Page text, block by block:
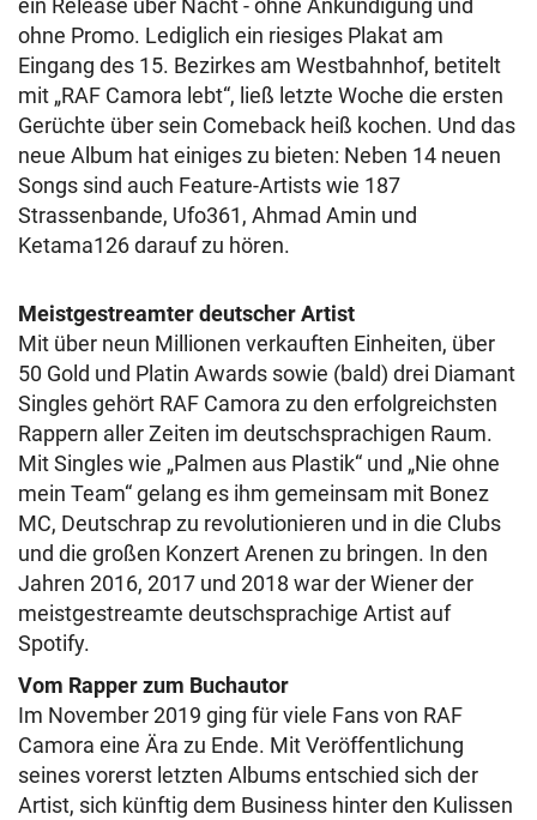
ein Release über Nacht - ohne Ankündigung und
ohne Promo. Lediglich ein riesiges Plakat am
Eingang des 15. Bezirkes am Westbahnhof, betitelt
mit „RAF Camora lebt“, ließ letzte Woche die ersten
Gerüchte über sein Comeback heiß kochen. Und das
neue Album hat einiges zu bieten: Neben 14 neuen
Songs sind auch Feature-Artists wie 187
Strassenbande, Ufo361, Ahmad Amin und
Ketama126 darauf zu hören.
Meistgestreamter deutscher Artist
Mit über neun Millionen verkauften Einheiten, über
50 Gold und Platin Awards sowie (bald) drei Diamant
Singles gehört RAF Camora zu den erfolgreichsten
Rappern aller Zeiten im deutschsprachigen Raum.
Mit Singles wie „Palmen aus Plastik“ und „Nie ohne
mein Team“ gelang es ihm gemeinsam mit Bonez
MC, Deutschrap zu revolutionieren und in die Clubs
und die großen Konzert Arenen zu bringen. In den
Jahren 2016, 2017 und 2018 war der Wiener der
meistgestreamte deutschsprachige Artist auf
Spotify.
Vom Rapper zum Buchautor
Im November 2019 ging für viele Fans von RAF
Camora eine Ära zu Ende. Mit Veröffentlichung
seines vorerst letzten Albums entschied sich der
Artist, sich künftig dem Business hinter den Kulissen